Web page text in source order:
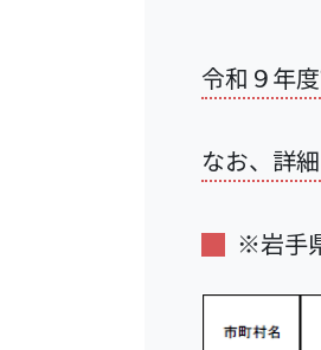
令和９年
なお、詳
※岩手